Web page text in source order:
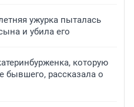
ужурка пыталась
и убила его
которую
бывшего, рассказала о